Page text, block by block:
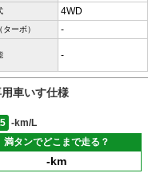
4WD
ーボ） -
-
車いす仕様
-km/L
満タンでどこまで走る？
-km